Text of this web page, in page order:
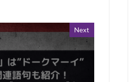
Next